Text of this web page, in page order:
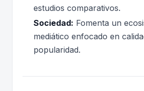
estudios comparativos.
Sociedad: Fomenta un
mediático enfocado en
popularidad.